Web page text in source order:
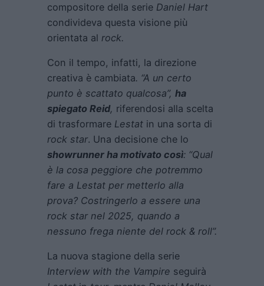
compositore della serie Daniel Hart
condivideva questa visione più
orientata al rock.
Con il tempo, infatti, la direzione
creativa è cambiata. “A un certo
punto è scattato qualcosa”, ha
spiegato Reid, riferendosi alla scelta
di trasformare Lestat in una sorta di
rock star. Una decisione che lo
showrunner ha motivato così: “Qual
è la cosa peggiore che potremmo
fare a Lestat per metterlo alla
prova? Costringerlo a essere una
rock star nel 2025, quando a
nessuno frega niente del rock & roll”.
La nuova stagione della serie
Interview with the Vampire seguirà